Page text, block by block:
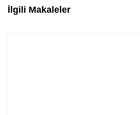
İlgili Makaleler